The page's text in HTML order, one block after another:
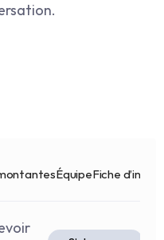
ÉquipeFiche